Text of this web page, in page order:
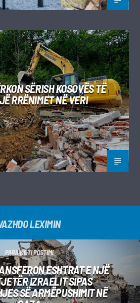
SËRISH KOSOVËS TË
RRËNIMET NË VERI
LEXIMIN
PARA KËTI POSTIMI
ESHTRAT E NJË
IZRAELIT SIPAS
SË ARMËPUSHIMIT NË